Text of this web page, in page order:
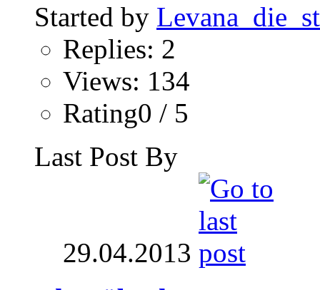
Started by
Replies: 2
Views: 134
Rating0 / 5
Last Post By
29.04.2013